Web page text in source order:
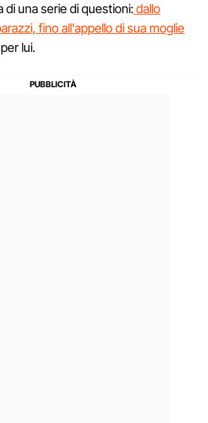
di una serie di questioni:dallo
fino all'appello di sua moglie
lui.